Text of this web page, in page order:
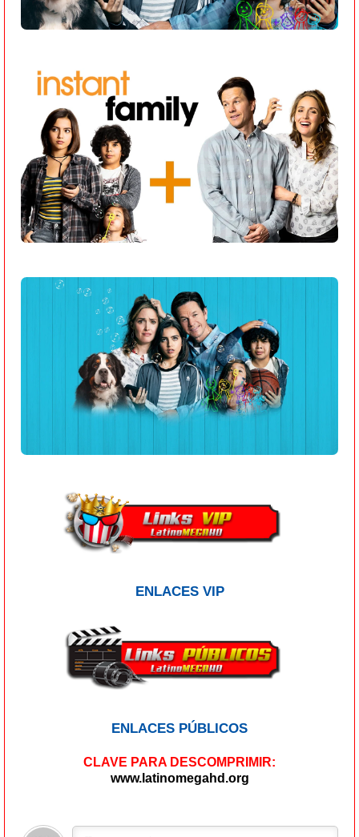
ENLACES VIP
ENLACES PÚBLICOS
CLAVE PARA DESCOMPRIMIR:
www.latinomegahd.org